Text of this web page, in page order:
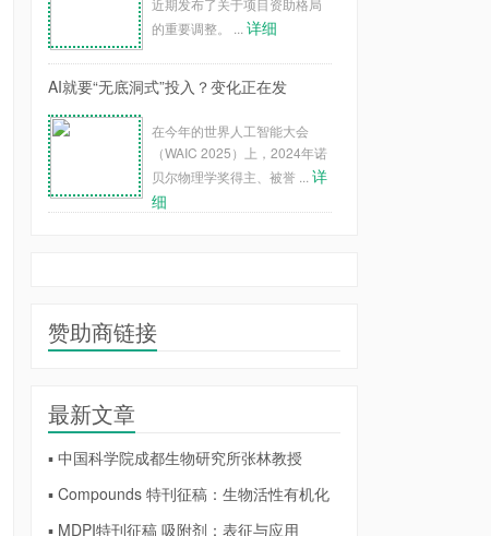
近期发布了关于项目资助格局
的重要调整。 ... 详细
AI就要“无底洞式”投入？变化正在发
在今年的世界人工智能大会
（WAIC 2025）上，2024年诺
贝尔物理学奖得主、被誉 ... 详
细
赞助商链接
最新文章
▪ 中国科学院成都生物研究所张林教授
▪ Compounds 特刊征稿：生物活性有机化
▪ MDPI特刊征稿 吸附剂：表征与应用